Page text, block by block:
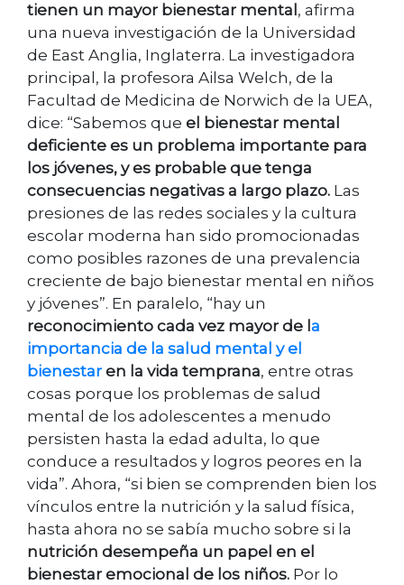
tienen un mayor bienestar mental , afirma
una nueva investigación de la Universidad
de East Anglia, Inglaterra. La investigadora
principal, la profesora Ailsa Welch, de la
Facultad de Medicina de Norwich de la UEA,
dice: “Sabemos que el bienestar mental
deficiente es un problema importante para
los jóvenes, y es probable que tenga
consecuencias negativas a largo plazo. Las
presiones de las redes sociales y la cultura
escolar moderna han sido promocionadas
como posibles razones de una prevalencia
creciente de bajo bienestar mental en niños
y jóvenes”. En paralelo, “hay un
reconocimiento cada vez mayor de l a
importancia de la salud mental y el
bienestar en la vida temprana, entre otras
cosas porque los problemas de salud
mental de los adolescentes a menudo
persisten hasta la edad adulta, lo que
conduce a resultados y logros peores en la
vida”. Ahora, “si bien se comprenden bien los
vínculos entre la nutrición y la salud física,
hasta ahora no se sabía mucho sobre si la
nutrición desempeña un papel en el
bienestar emocional de los niños. Por lo